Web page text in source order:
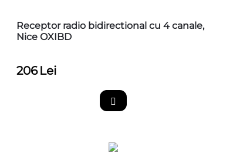
Receptor radio bidirectional cu 4 canale,
Nice OXIBD
206 Lei